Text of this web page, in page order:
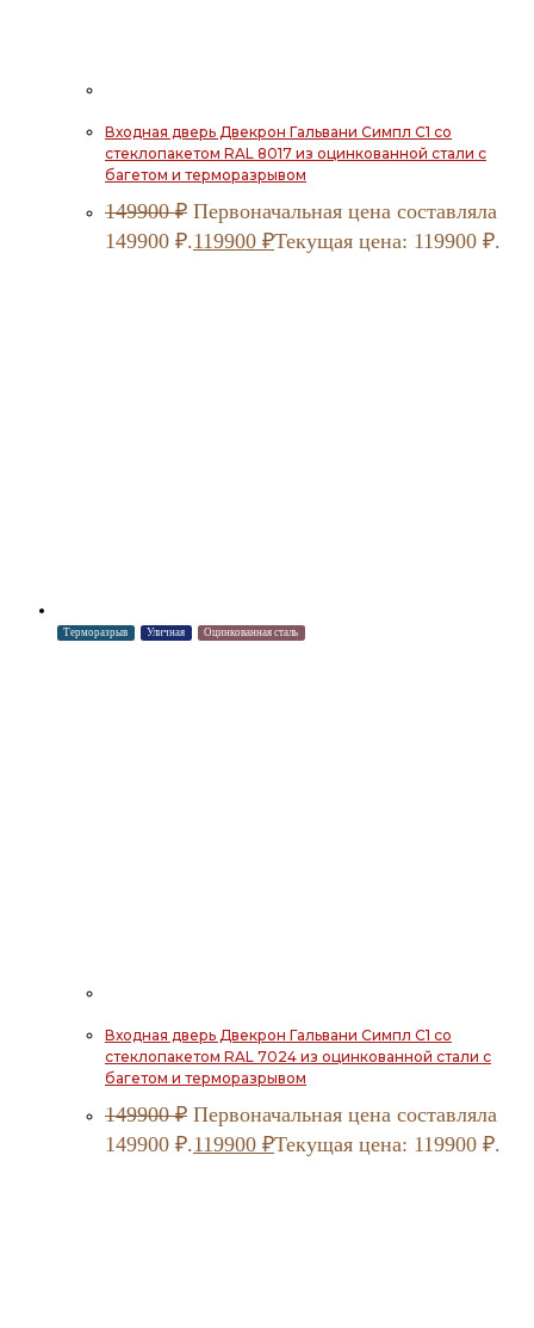
Входная дверь Двекрон Гальвани Симпл С1 со
стеклопакетом RAL 8017 из оцинкованной стали с
багетом и терморазрывом
149900₽ Первоначальная цена составляла
149900 ₽.119900 ₽Текущая цена: 119900 ₽.
Терморазрыв Уличная Оцинкованная сталь
Входная дверь Двекрон Гальвани Симпл С1 со
стеклопакетом RAL 7024 из оцинкованной стали с
багетом и терморазрывом
149900₽ Первоначальная цена составляла
149900 ₽.119900 ₽Текущая цена: 119900 ₽.